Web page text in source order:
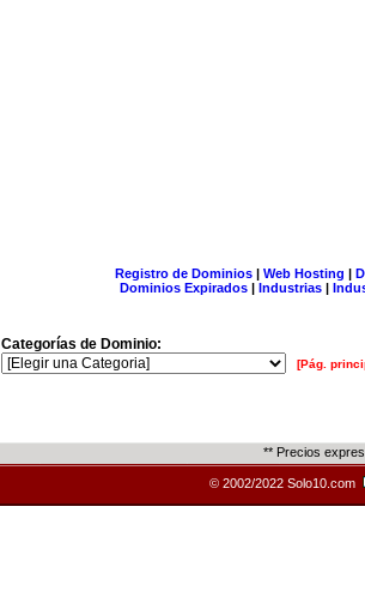
Registro de Dominios| Web Hosting |
Dominios Expirados | Industrias |
Categorías de Dominio:
[Pág.
** Precios
© 2002/2022 Solo10.com